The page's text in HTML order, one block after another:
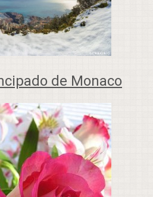
de Monaco